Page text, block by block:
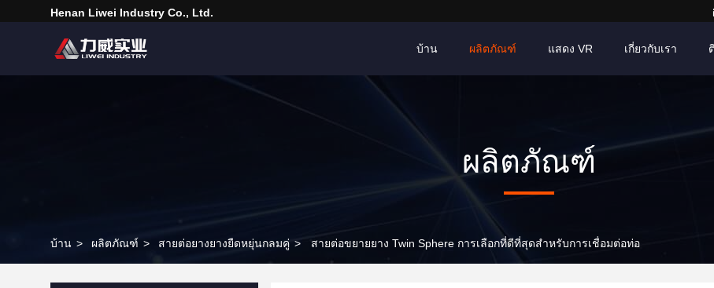
Henan Liwei Industry Co., Ltd.
บ้าน ผลิตภัณฑ์ แสดง VR เกี่ยวกับเรา
ผลิตภัณฑ์
บ้าน > ผลิตภัณฑ์ > สายต่อยางยางยืดหยุ่นกลมคู่ > สายต่อขยายยาง Twin Sphere การเลือกที่ดีที่สุดสําหรับการเชื่อมต่อท่อ